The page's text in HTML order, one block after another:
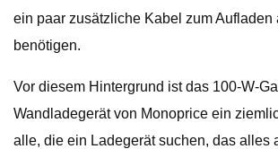
ein paar zusätzliche Kabel zum Aufladen
benötigen.
Vor diesem Hintergrund ist das 100-W-
Wandladegerät von Monoprice ein
alle, die ein Ladegerät suchen, das alles